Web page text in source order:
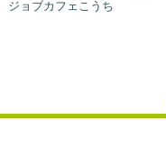
ジョブカフェこうち